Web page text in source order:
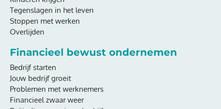
Tegenslagen in het leven
Stoppen met werken
Overlijden
Financieel bewust ondernemen
Bedrijf starten
Jouw bedrijf groeit
Problemen met werknemers
Financieel zwaar weer